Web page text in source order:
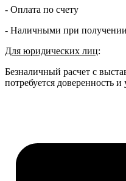
- Оплата по счету
- Наличными при получении
Для юридических лиц:
Безналичный расчет с
потребуется доверенность